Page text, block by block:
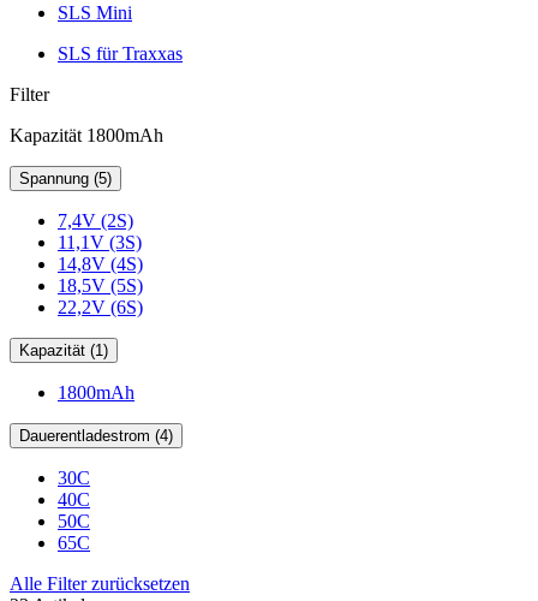
SLS Mini
SLS für Traxxas
Filter
Kapazität 1800mAh
Spannung (5)
7,4V (2S)
11,1V (3S)
14,8V (4S)
18,5V (5S)
22,2V (6S)
Kapazität (1)
1800mAh
Dauerentladestrom (4)
30C
40C
50C
65C
Alle Filter zurücksetzen